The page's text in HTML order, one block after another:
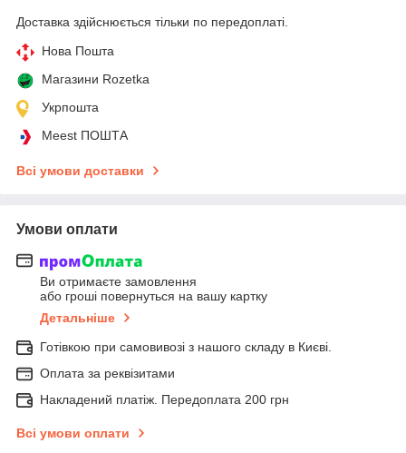
Доставка здійснюється тільки по передоплаті.
Нова Пошта
Магазини Rozetka
Укрпошта
Meest ПОШТА
Всі умови доставки
Умови оплати
Ви отримаєте замовлення
або гроші повернуться на вашу картку
Детальніше
Готівкою при самовивозі з нашого складу в Києві.
Оплата за реквізитами
Накладений платіж. Передоплата 200 грн
Всі умови оплати